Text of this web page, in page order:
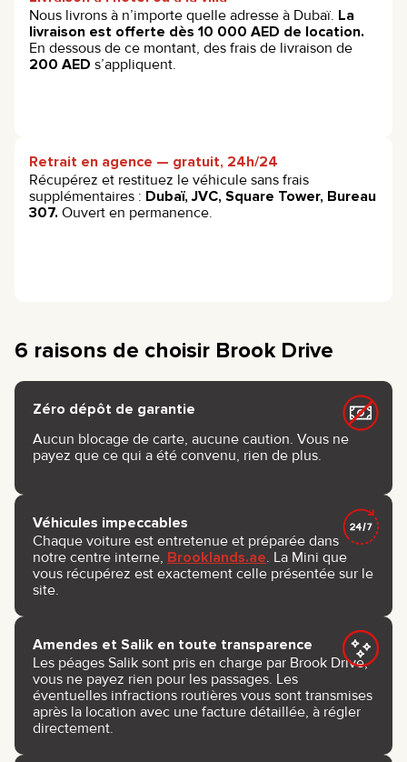
Nous livrons à n’importe quelle adresse à Dubaï. La
livraison est offerte dès 10 000 AED de location.
En dessous de ce montant, des frais de livraison de
200 AED s’appliquent.
Retrait en agence — gratuit, 24h/24
Récupérez et restituez le véhicule sans frais
supplémentaires : Dubaï, JVC, Square Tower, Bureau
307. Ouvert en permanence.
6 raisons de choisir Brook Drive
Zéro dépôt de garantie
Aucun blocage de carte, aucune caution. Vous ne
payez que ce qui a été convenu, rien de plus.
Véhicules impeccables
Chaque voiture est entretenue et préparée dans
notre centre interne, Brooklands.ae. La Mini que
vous récupérez est exactement celle présentée sur le
site.
Amendes et Salik en toute transparence
Les péages Salik sont pris en charge par Brook Drive,
vous ne payez rien pour les passages. Les
éventuelles infractions routières vous sont transmises
après la location avec une facture détaillée, à régler
directement.